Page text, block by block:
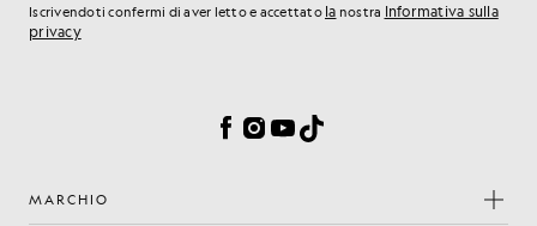
Iscrivendoti confermi di aver letto e accettato la nostra Informativa sulla
privacy
Facebook
Instagram
YouTube
TikTok
MARCHIO